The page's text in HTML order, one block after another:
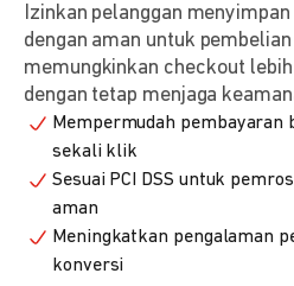
Izinkan pelanggan
dengan aman untuk
memungkinkan checkout
dengan tetap menjaga
Mempermudah pembayaran
sekali klik
Sesuai PCI DSS untuk
aman
Meningkatkan pengalaman
konversi